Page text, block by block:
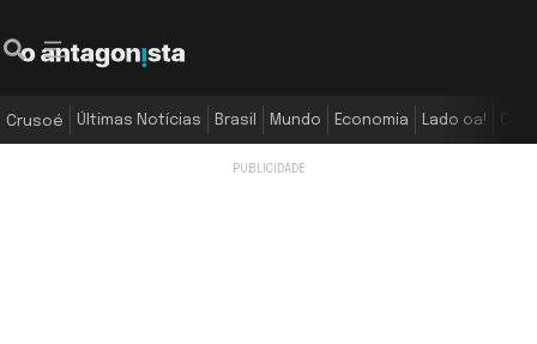
Crusoé Últimas Notícias Brasil Mundo Economia Lado oa!